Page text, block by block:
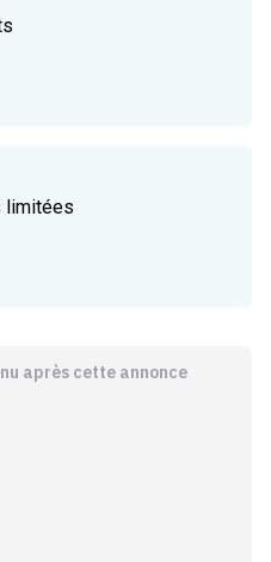
après cette annonce